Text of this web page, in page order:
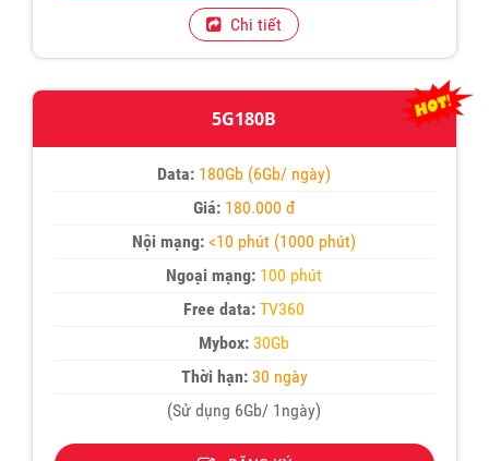
Chi tiết
5G180B
Data: 180Gb (6Gb/ ngày)
Giá: 180.000 đ
Nội mạng: <10 phút (1000 phút)
Ngoại mạng: 100 phút
Free data: TV360
Mybox: 30Gb
Thời hạn:30 ngày
(Sử dụng 6Gb/ 1ngày)